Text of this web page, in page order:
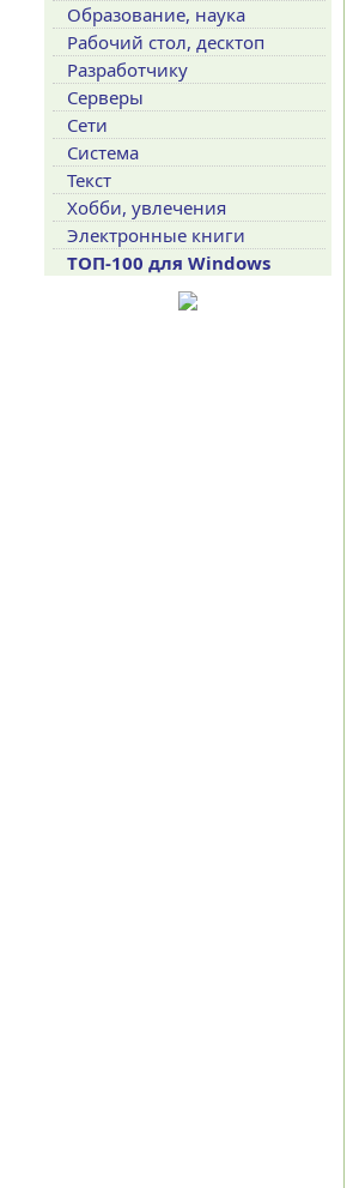
Образование, наука
Рабочий стол, десктоп
Разработчику
Серверы
Сети
Система
Текст
Хобби, увлечения
Электронные книги
ТОП-100 для Windows